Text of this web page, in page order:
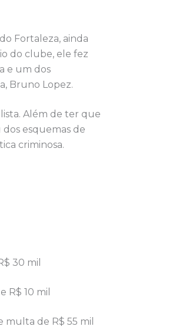
Fortaleza, ainda
do clube, ele fez
e um dos
Bruno Lopez.
Além de ter que
esquemas de
criminosa.
30 mil
R$ 10 mil
multa de R$ 55 mil